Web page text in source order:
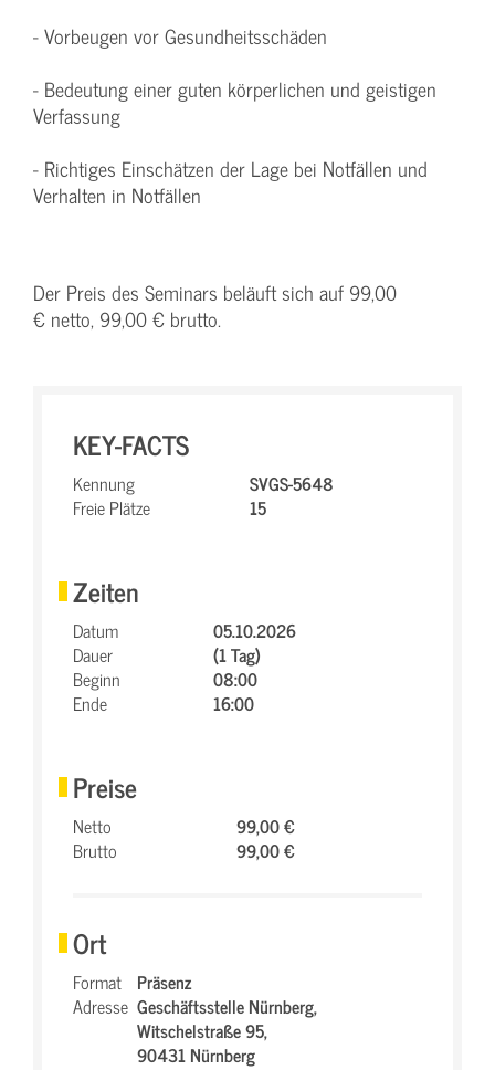
- Vorbeugen vor Gesundheitsschäden
- Bedeutung einer guten körperlichen und geistigen
Verfassung
- Richtiges Einschätzen der Lage bei Notfällen und
Verhalten in Notfällen
Der Preis des Seminars beläuft sich auf 99,00
€ netto, 99,00 € brutto.
KEY-FACTS
Kennung
SVGS-5648
Freie Plätze
15
Zeiten
Datum
05.10.2026
Dauer
(1 Tag)
Beginn
08:00
Ende
16:00
Preise
Netto
99,00 €
Brutto
99,00 €
Ort
Format Präsenz
Adresse Geschäftsstelle Nürnberg,
Witschelstraße 95,
90431 Nürnberg